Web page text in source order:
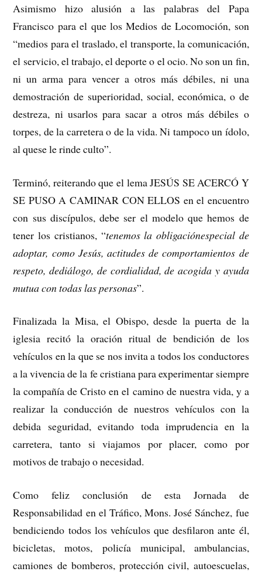
Asimismo hizo alusión a las palabras del Papa
Francisco para el que los Medios de Locomoción, son
“medios para el traslado, el transporte, la comunicación,
el servicio, el trabajo, el deporte o el ocio. No son un fin,
ni un arma para vencer a otros más débiles, ni una
demostración de superioridad, social, económica, o de
destreza, ni usarlos para sacar a otros más débiles o
torpes, de la carretera o de la vida. Ni tampoco un ídolo,
al quese le rinde culto”.
Terminó, reiterando que el lema JESÚS SE ACERCÓ Y
SE PUSO A CAMINAR CON ELLOS en el encuentro
con sus discípulos, debe ser el modelo que hemos de
tener los cristianos, “tenemos la obligaciónespecial de
adoptar, como Jesús, actitudes de comportamientos de
respeto, dediálogo, de cordialidad, de acogida y ayuda
mutua con todas las personas”.
Finalizada la Misa, el Obispo, desde la puerta de la
iglesia recitó la oración ritual de bendición de los
vehículos en la que se nos invita a todos los conductores
a la vivencia de la fe cristiana para experimentar siempre
la compañía de Cristo en el camino de nuestra vida, y a
realizar la conducción de nuestros vehículos con la
debida seguridad, evitando toda imprudencia en la
carretera, tanto si viajamos por placer, como por
motivos de trabajo o necesidad.
Como feliz conclusión de esta Jornada de
Responsabilidad en el Tráfico, Mons. José Sánchez, fue
bendiciendo todos los vehículos que desfilaron ante él,
bicicletas, motos, policía municipal, ambulancias,
camiones de bomberos, protección civil, autoescuelas,